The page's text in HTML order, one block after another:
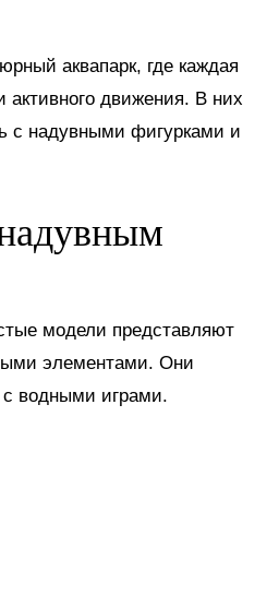
аквапарк, где каждая
активного движения. В них
с надувными фигурками и
модели представляют
элементами. Они
с водными играми.